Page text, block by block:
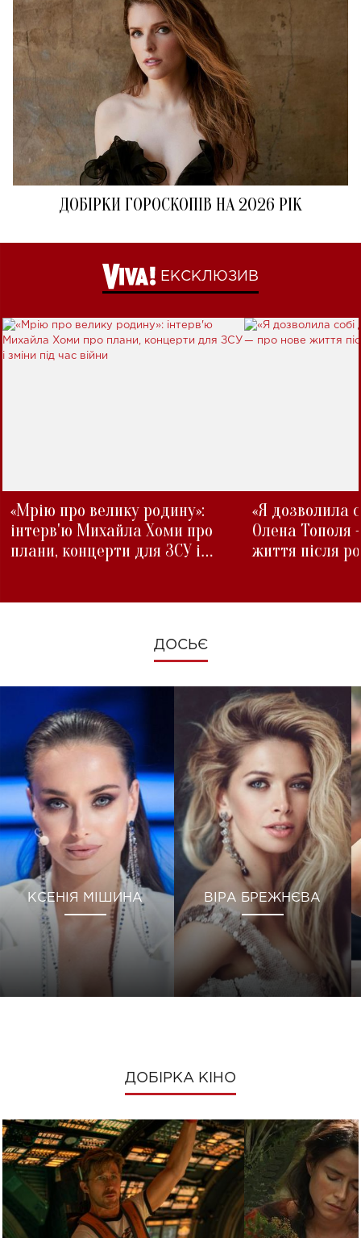
ДОБІРКИ ГОРОСКОПІВ НА 2026 РІК
ЕКСКЛЮЗИВ
«Мрію про велику родину»:
інтерв'ю Михайла Хоми про
плани, концерти для ЗСУ і
«Я дозволила
Олена Тополя
життя після
ДОСЬЄ
КСЕНІЯ МІШИНА ВІРА БРЕЖНЄВА
ДОБІРКА КІНО